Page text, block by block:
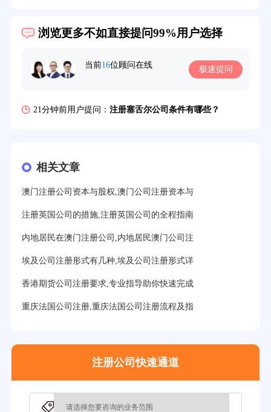
浏览更多不如直接提问99%用户选择
当前16位顾问在线 极速提问
12分钟前用户提问：香港公司所得税税率是多少？
16分钟前用户提问：萨摩亚注册公司要多久？
21分钟前用户提问： 注册塞舌尔公司条件有哪些？
35分钟前用户提问： 怎么注册新加坡公司？
37分钟前用户提问： 在美国注册公司选择哪个州比较好？
39分钟前用户提问：在英国可以注册空壳公司吗？
相关文章
澳门注册公司资本与股权,澳门公司注册资本与
注册英国公司的措施,注册英国公司的全程指南
内地居民在澳门注册公司,内地居民澳门公司注
埃及公司注册形式有几种,埃及公司注册形式详
香港期货公司注册要求,专业指导助你快速完成
重庆法国公司注册,重庆法国公司注册流程及指
注册公司快速通道